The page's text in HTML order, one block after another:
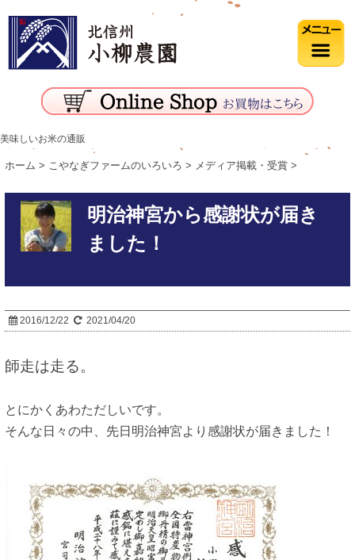
美味しいお米の通販
ホーム > こやなぎファームのいろいろ > メディア掲載・受賞 >
明治神宮から感謝状が届き
ました！
2016/12/22 2021/04/20
師走は走る。
とにかくあわただしいです。
そんな日々の中、先日明治神宮より感謝状が届きました！